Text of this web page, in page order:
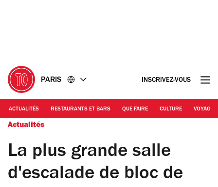
PARIS INSCRIVEZ-VOUS
ACTUALITÉS RESTAURANTS ET BARS QUE FAIRE CULTURE VOYAGE
Actualités
La plus grande salle
d'escalade de bloc de